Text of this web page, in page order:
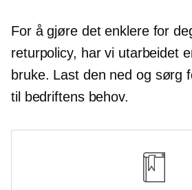
For å gjøre det enklere for
returpolicy, har vi utarbeidet
bruke. Last den ned og sørg
til bedriftens behov.